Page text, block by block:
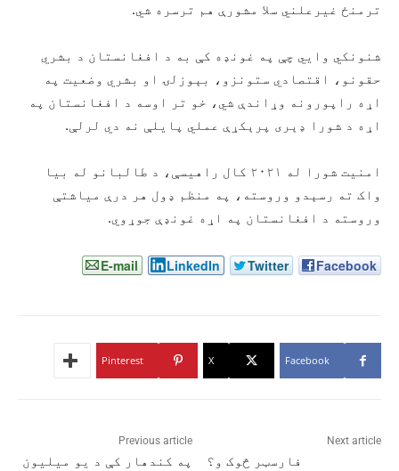
ترمنځ غیرعلني سلا مشورې هم ترسره شي.
شنونکي وايي چې په غونډه کې به د افغانستان د بشري
حقونو، اقتصادي ستونزو، بېوزلۍ او بشري وضعیت په
اړه راپورونه وړاندې شي، خو تر اوسه د افغانستان په
اړه د شورا ډېری پرېکړې عملي پایلې نه دي لرلې.
امنیت شورا له ۲۰۲۱ کال راهیسې، د طالبانو له بیا
واک ته رسېدو وروسته، په منظم ډول هر درې میاشتې
وروسته د افغانستان په اړه غونډې جوړوي.
Facebook
Twitter
LinkedIn
E-mail
Facebook
X
Pinterest
Previous article
په کندهار کې د یو میلیون
Next article
فارسټر څوک و؟